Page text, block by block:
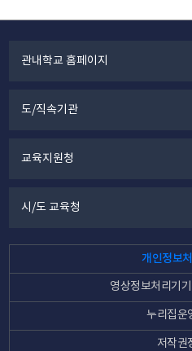
관내학교 홈페이지
도/직속기관
교육지원청
시/도 교육청
개인정보
영상정보처리기
누리집운
저작권